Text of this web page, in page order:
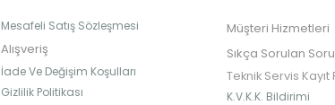
Mesafeli Satış Sözleşmesi
Alışveriş
İade Ve Değişim Koşulları
Gizlilik Politikası
Müşteri Hizmetleri
Sıkça Sorulan
Teknik Servis Kayıt
K.V.K.K. Bildirimi